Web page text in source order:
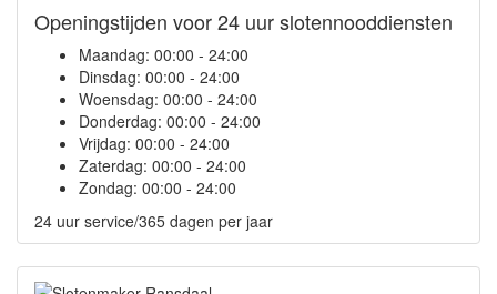
Openingstijden voor 24 uur slotennooddiensten
Maandag: 00:00 - 24:00
Dinsdag: 00:00 - 24:00
Woensdag: 00:00 - 24:00
Donderdag: 00:00 - 24:00
Vrijdag: 00:00 - 24:00
Zaterdag: 00:00 - 24:00
Zondag: 00:00 - 24:00
24 uur service/365 dagen per jaar